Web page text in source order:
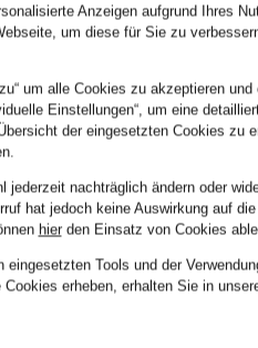
von
bei
der
Card ist
Anzeigen aufgrund Ihres
um diese für Sie zu
um alle Cookies zu akzeptieren
Einstellungen“, um eine
der eingesetzten Cookies zu
jederzeit nachträglich ändern oder
hat jedoch keine Auswirkung auf
hierden Einsatz von Cookies
eingesetzten Tools und der
Cookies erheben, erhalten Sie in